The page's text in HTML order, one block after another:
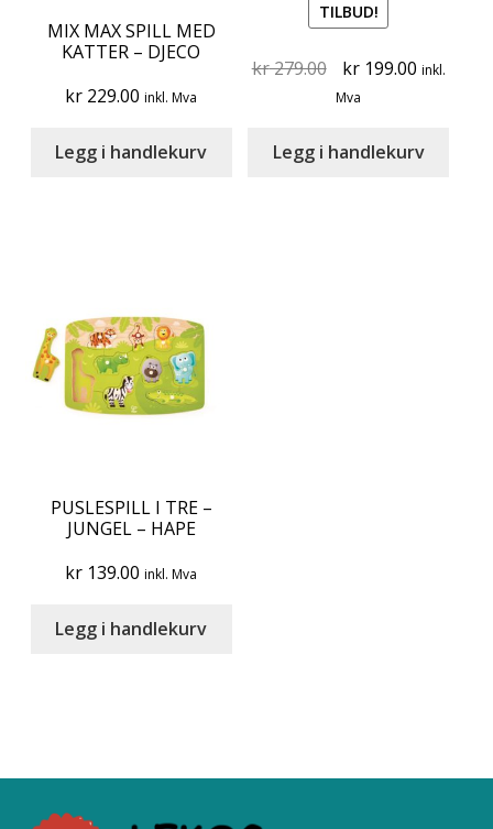
MIX MAX SPILL MED
KATTER – DJECO
kr 229.00 inkl. Mva
Legg i handlekurv
TILBUD!
kr279.00
Original
price
kr 279.00.
kr199.00Current
kr 199.00.
inkl.
Mva
Legg i handlekurv
PUSLESPILL I TRE –
JUNGEL – HAPE
kr 139.00 inkl. Mva
Legg i handlekurv